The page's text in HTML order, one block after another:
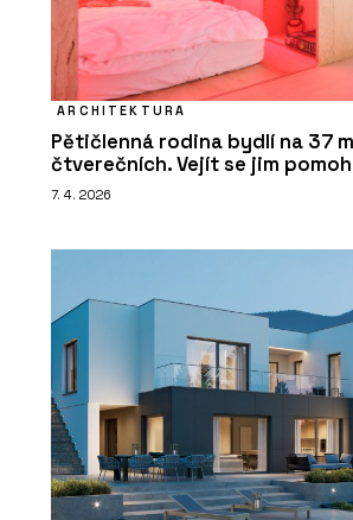
ARCHITEKTURA
Pětičlenná rodina bydlí na 37
čtverečních. Vejít se jim
7. 4. 2026